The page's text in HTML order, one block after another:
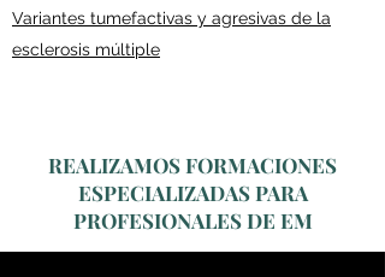
Variantes tumefactivas y agresivas de la
esclerosis múltiple
REALIZAMOS FORMACIONES
ESPECIALIZADAS PARA
PROFESIONALES DE EM